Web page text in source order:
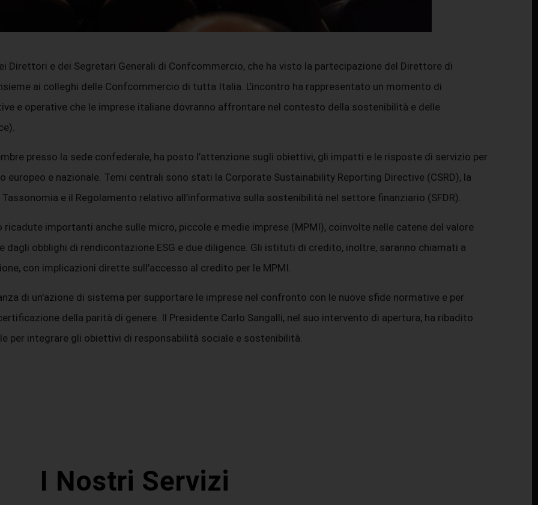
Direttori e dei Segretari Generali di Confcommercio, che ha visto la partecipazione del Direttore di
ai colleghi delle Confcommercio di tutta Italia. L’incontro ha rappresentato un momento di
e operative che le imprese italiane dovranno affrontare nel contesto della sostenibilità e delle
presso la sede confederale, ha posto l’attenzione sugli obiettivi, gli impatti e le risposte di servizio per
europeo e nazionale. Temi centrali sono stati la Corporate Sustainability Reporting Directive (CSRD), la
e il Regolamento relativo all’informativa sulla sostenibilità nel settore finanziario (SFDR).
ricadute importanti anche sulle micro, piccole e medie imprese (MPMI), coinvolte nelle catene del valore
obblighi di rendicontazione ESG e due diligence. Gli istituti di credito, inoltre, saranno chiamati a
con implicazioni dirette sull’accesso al credito per le MPMI.
di un’azione di sistema per supportare le imprese nel confronto con le nuove sfide normative e per
della parità di genere. Il Presidente Carlo Sangalli, nel suo intervento di apertura, ha ribadito
per integrare gli obiettivi di responsabilità sociale e sostenibilità.
I Nostri Servizi